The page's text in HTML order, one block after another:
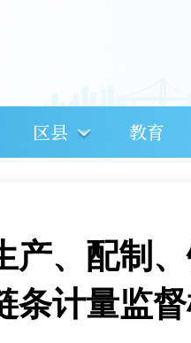
区县 教育
产、配制
条计量监